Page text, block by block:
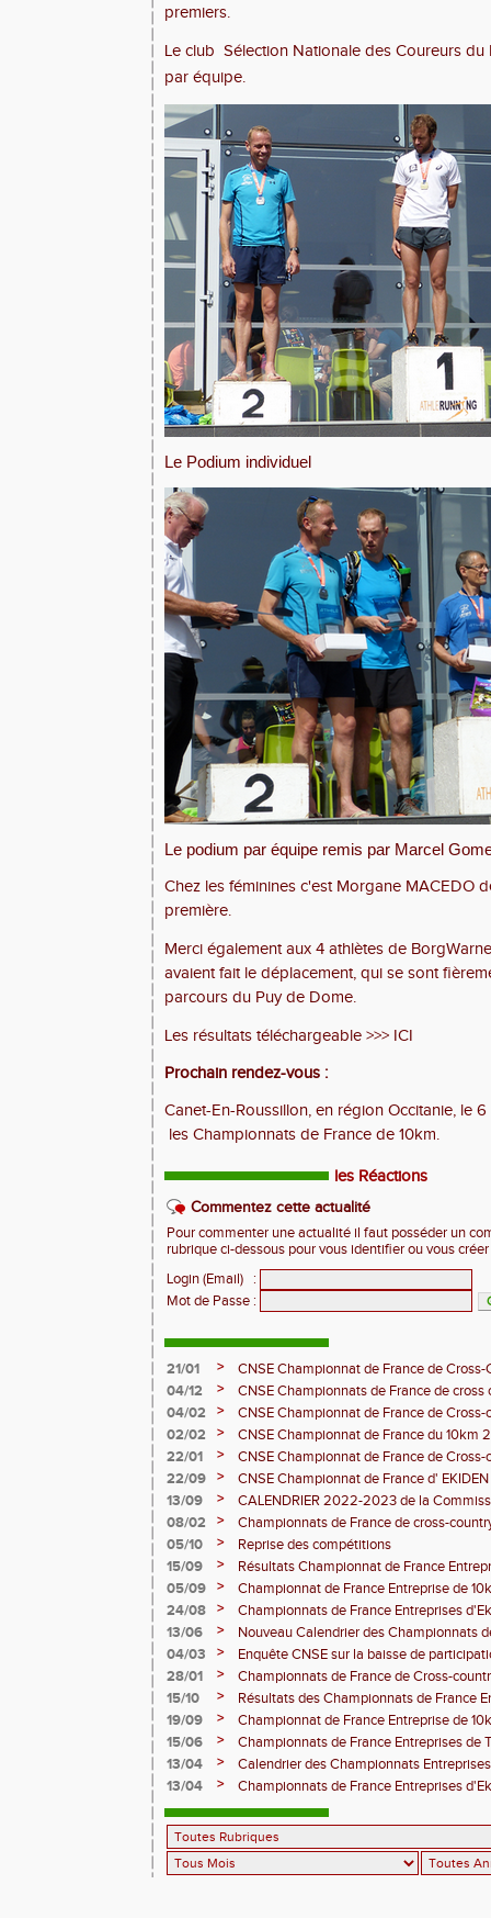
premiers.
Le club Sélection Nationale des Coureurs
par équipe.
Le Podium individuel
Le podium par équipe remis par Marcel
Chez les féminines c'est Morgane MACEDO
première.
Merci également aux 4 athlètes de
avaient fait le déplacement, qui se sont
parcours du Puy de Dome.
Les résultats téléchargeable >>> ICI
Prochain rendez-vous :
Canet-En-Roussillon, en région Occitanie, le
les Championnats de France de 10km.
les Réactions
Commentez cette actualité
Pour commenter une actualité il faut posséder un
rubrique ci-dessous pour vous identifier ou vous
Login (Email)
:
Mot de Passe :
21/01 >
CNSE Championnat de France de
04/12
>
CNSE Championnats de France de
04/02
>
CNSE Championnat de France de
02/02
>
CNSE Championnat de France du 10km
22/01
>
CNSE Championnat de France de
22/09
>
CNSE Championnat de France d'
13/09
>
CALENDRIER 2022-2023 de la
en Entreprise
08/02 >
Championnats de France de cross-
05/10
>
Reprise des compétitions
15/09
>
Résultats Championnat de France
05/09
>
Championnat de France Entreprise de
24/08
>
Championnats de France Entreprises
13/06
>
Nouveau Calendrier des Championnats
2020
04/03 >
Enquête CNSE sur la baisse de
de France du "Sport en Entreprise"
28/01 >
Championnats de France de Cross-
Montauban 2020
15/10 >
Résultats des Championnats de France
19/09
>
Championnat de France Entreprise de
15/06
>
Championnats de France Entreprises de
13/04
>
Calendrier des Championnats
13/04
> Championnats de France Entreprises